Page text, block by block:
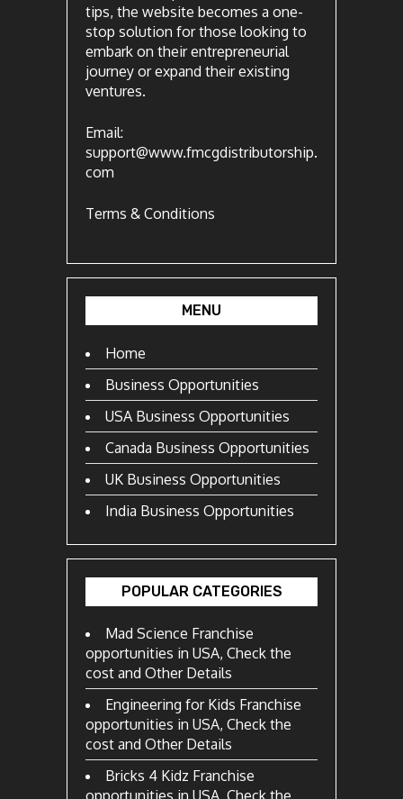
tips, the website becomes a one-
stop solution for those looking to
embark on their entrepreneurial
journey or expand their existing
ventures.
Email:
support@www.fmcgdistributorship.
com
Terms & Conditions
MENU
Home
Business Opportunities
USA Business Opportunities
Canada Business Opportunities
UK Business Opportunities
India Business Opportunities
POPULAR CATEGORIES
Mad Science Franchise
opportunities in USA, Check the
cost and Other Details
Engineering for Kids Franchise
opportunities in USA, Check the
cost and Other Details
Bricks 4 Kidz Franchise
opportunities in USA, Check the